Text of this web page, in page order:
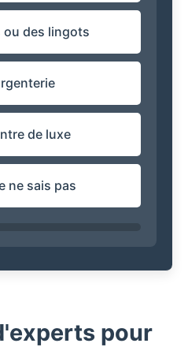
ou des lingots
de luxe
ne sais pas
pour